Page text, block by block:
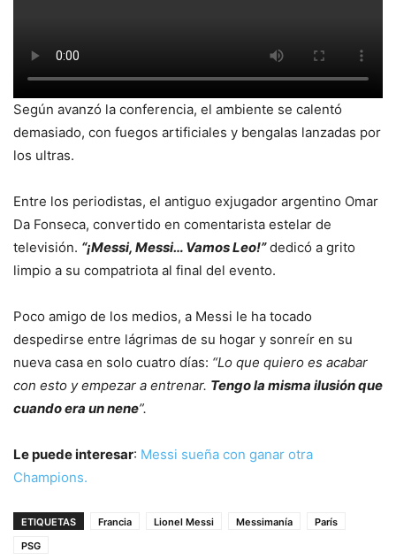
Según avanzó la conferencia, el ambiente se calentó
demasiado, con fuegos artificiales y bengalas lanzadas por
los ultras.
Entre los periodistas, el antiguo exjugador argentino Omar
Da Fonseca, convertido en comentarista estelar de
televisión. “¡Messi, Messi… Vamos Leo!”dedicó a grito
limpio a su compatriota al final del evento.
Poco amigo de los medios, a Messi le ha tocado
despedirse entre lágrimas de su hogar y sonreír en su
nueva casa en solo cuatro días: “Lo que quiero es acabar
con esto y empezar a entrenar. Tengo la misma ilusión que
cuando era un nene”.
Le puede interesar: Messi sueña con ganar otra
Champions.
ETIQUETAS Francia Lionel Messi Messimanía
París
PSG